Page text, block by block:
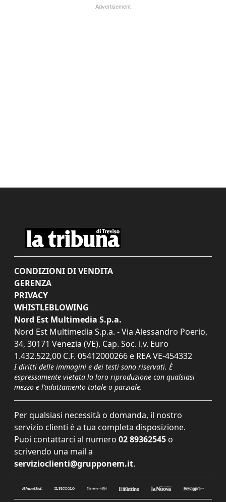
CONDIZIONI DI VENDITA
GERENZA
PRIVACY
WHISTLEBLOWING
Nord Est Multimedia S.p.a.
Nord Est Multimedia S.p.a. - Via Alessandro Poerio,
34, 30171 Venezia (VE). Cap. Soc. i.v. Euro
1.432.522,00 C.F. 05412000266 e REA VE-454332
I diritti delle immagini e dei testi sono riservati. È
espressamente vietata la loro riproduzione con qualsiasi
mezzo e l'adattamento totale o parziale.
Per qualsiasi necessità o domanda, il nostro
servizio clienti è a tua completa disposizione.
Puoi contattarci al numero 02 89362545 o
scrivendo una mail a
servizioclienti@grupponem.it.